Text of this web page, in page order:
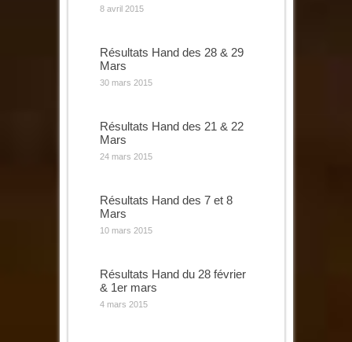
8 avril 2015
Résultats Hand des 28 & 29
Mars
30 mars 2015
Résultats Hand des 21 & 22
Mars
24 mars 2015
Résultats Hand des 7 et 8
Mars
10 mars 2015
Résultats Hand du 28 février
& 1er mars
4 mars 2015